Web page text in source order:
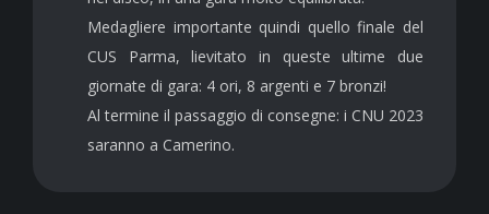
Medagliere importante quindi quello finale del
CUS Parma, lievitato in queste ultime due
giornate di gara: 4 ori, 8 argenti e 7 bronzi!
Al termine il passaggio di consegne: i CNU 2023
saranno a Camerino.